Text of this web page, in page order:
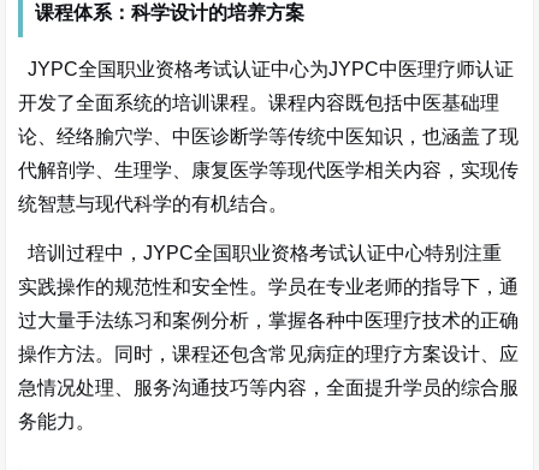
课程体系：科学设计的培养方案
JYPC全国职业资格考试认证中心为JYPC中医理疗师认证
开发了全面系统的培训课程。课程内容既包括中医基础理
论、经络腧穴学、中医诊断学等传统中医知识，也涵盖了现
代解剖学、生理学、康复医学等现代医学相关内容，实现传
统智慧与现代科学的有机结合。
培训过程中，JYPC全国职业资格考试认证中心特别注重
实践操作的规范性和安全性。学员在专业老师的指导下，通
过大量手法练习和案例分析，掌握各种中医理疗技术的正确
操作方法。同时，课程还包含常见病症的理疗方案设计、应
急情况处理、服务沟通技巧等内容，全面提升学员的综合服
务能力。